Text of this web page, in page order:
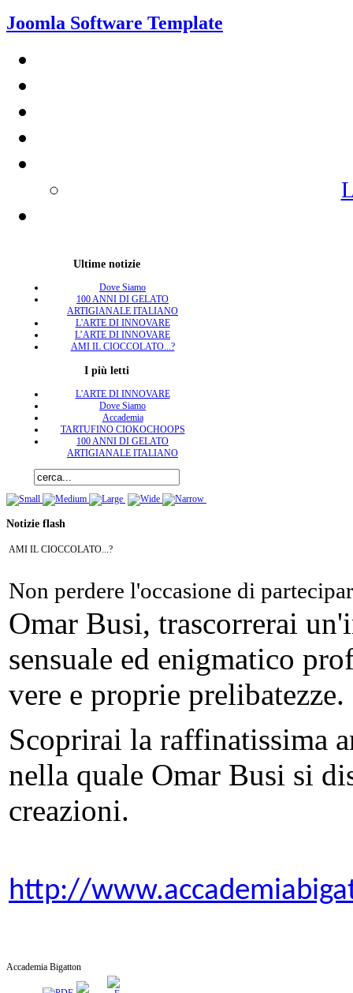
Joomla Software Template
Ultime notizie
Dove Siamo
100 ANNI DI GELATO
ARTIGIANALE ITALIANO
L'ARTE DI INNOVARE
L’ARTE DI INNOVARE
AMI IL CIOCCOLATO...?
I più letti
L'ARTE DI INNOVARE
Dove Siamo
Accademia
TARTUFINO CIOKOCHOOPS
100 ANNI DI GELATO
ARTIGIANALE ITALIANO
Notizie flash
AMI IL CIOCCOLATO...?
Non perdere l'occasione di
Omar Busi, trascorrerai
sensuale ed enigmatico
vere e proprie prelibatezze.
Scoprirai la raffinatissima
nella quale Omar Busi si
creazioni.
http://
Accademia Bigatton